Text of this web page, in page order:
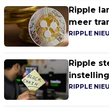
Ripple
meer
de
RIPPLE
Ripple
RIPPLE